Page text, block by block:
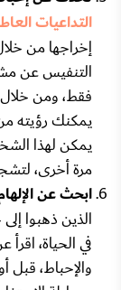
التداعيات
إخراجها من
التنفيس عن
فقط، ومن
يمكنك رؤيته
يمكن لهذا
مرة أخرى،
ابحث عن
الذين ذهبوا
في الحياة،
والإحباط، قبل